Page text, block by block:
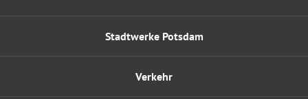
Stadtwerke Potsdam
Verkehr